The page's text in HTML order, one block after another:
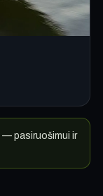
— pasiruošimui ir